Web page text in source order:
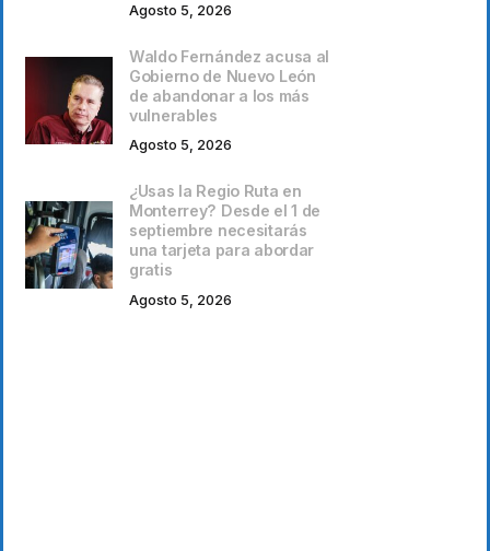
Agosto 5, 2026
Waldo Fernández acusa al
Gobierno de Nuevo León
de abandonar a los más
vulnerables
Agosto 5, 2026
¿Usas la Regio Ruta en
Monterrey? Desde el 1 de
septiembre necesitarás
una tarjeta para abordar
gratis
Agosto 5, 2026